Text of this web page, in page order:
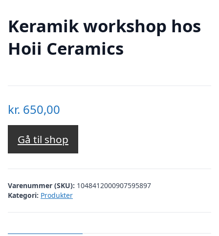
Keramik workshop hos
Hoii Ceramics
kr. 650,00
Gå til shop
Varenummer (SKU): 1048412000907595897
Kategori: Produkter